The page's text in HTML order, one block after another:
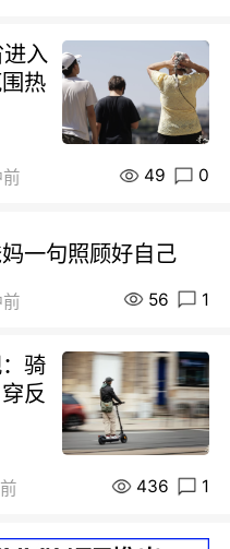
入
热
49 0
一句照顾好自己
56 1
骑
反
436 1